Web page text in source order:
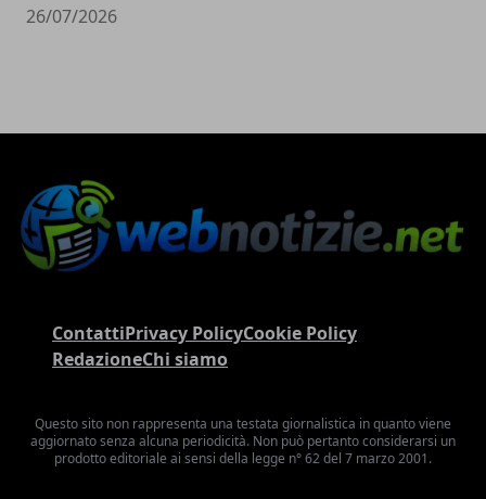
26/07/2026
ContattiPrivacy PolicyCookie Policy
RedazioneChi siamo
Questo sito non rappresenta una testata giornalistica in quanto viene
aggiornato senza alcuna periodicità. Non può pertanto considerarsi un
prodotto editoriale ai sensi della legge n° 62 del 7 marzo 2001.